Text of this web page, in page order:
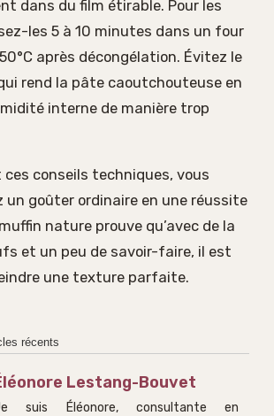
dans du film étirable. Pour les
les 5 à 10 minutes dans un four
après décongélation. Évitez le
rend la pâte caoutchouteuse en
interne de manière trop
conseils techniques, vous
goûter ordinaire en une réussite
nature prouve qu’avec de la
et un peu de savoir-faire, il est
une texture parfaite.
récents
Lestang-Bouvet
suis Éléonore, consultante en